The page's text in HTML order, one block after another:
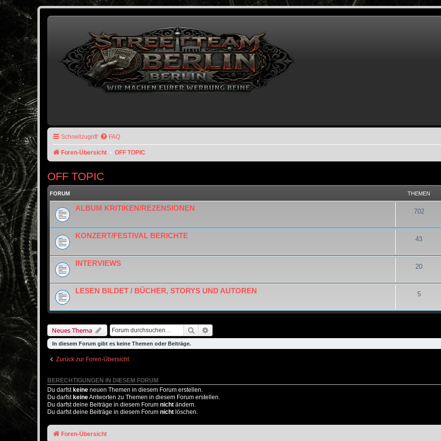
Schnellzugriff FAQ
Foren-Übersicht OFF TOPIC
OFF TOPIC
FORUM THEMEN
ALBUM KRITIKEN/REZENSIONEN 702
KONZERT/FESTIVAL BERICHTE 43
INTERVIEWS 20
LESEN BILDET / BÜCHER, STORYS UND AUTOREN 5
Neues Thema Suche
In diesem Forum gibt es keine Themen oder Beiträge.
Zurück zur Foren-Übersicht
BERECHTIGUNGEN IN DIESEM FORUM
Du darfst keine neuen Themen in diesem Forum erstellen.
Du darfst keineAntworten zu Themen in diesem Forum erstellen.
Du darfst deine Beiträge in diesem Forum nicht ändern.
Du darfst deine Beiträge in diesem Forum nicht löschen.
Foren-Übersicht